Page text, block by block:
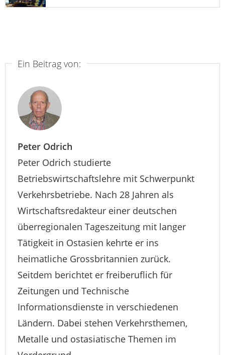
Ein Beitrag von:
Peter Odrich
Peter Odrich studierte
Betriebswirtschaftslehre mit Schwerpunkt
Verkehrsbetriebe. Nach 28 Jahren als
Wirtschaftsredakteur einer deutschen
überregionalen Tageszeitung mit langer
Tätigkeit in Ostasien kehrte er ins
heimatliche Grossbritannien zurück.
Seitdem berichtet er freiberuflich für
Zeitungen und Technische
Informationsdienste in verschiedenen
Ländern. Dabei stehen Verkehrsthemen,
Metalle und ostasiatische Themen im